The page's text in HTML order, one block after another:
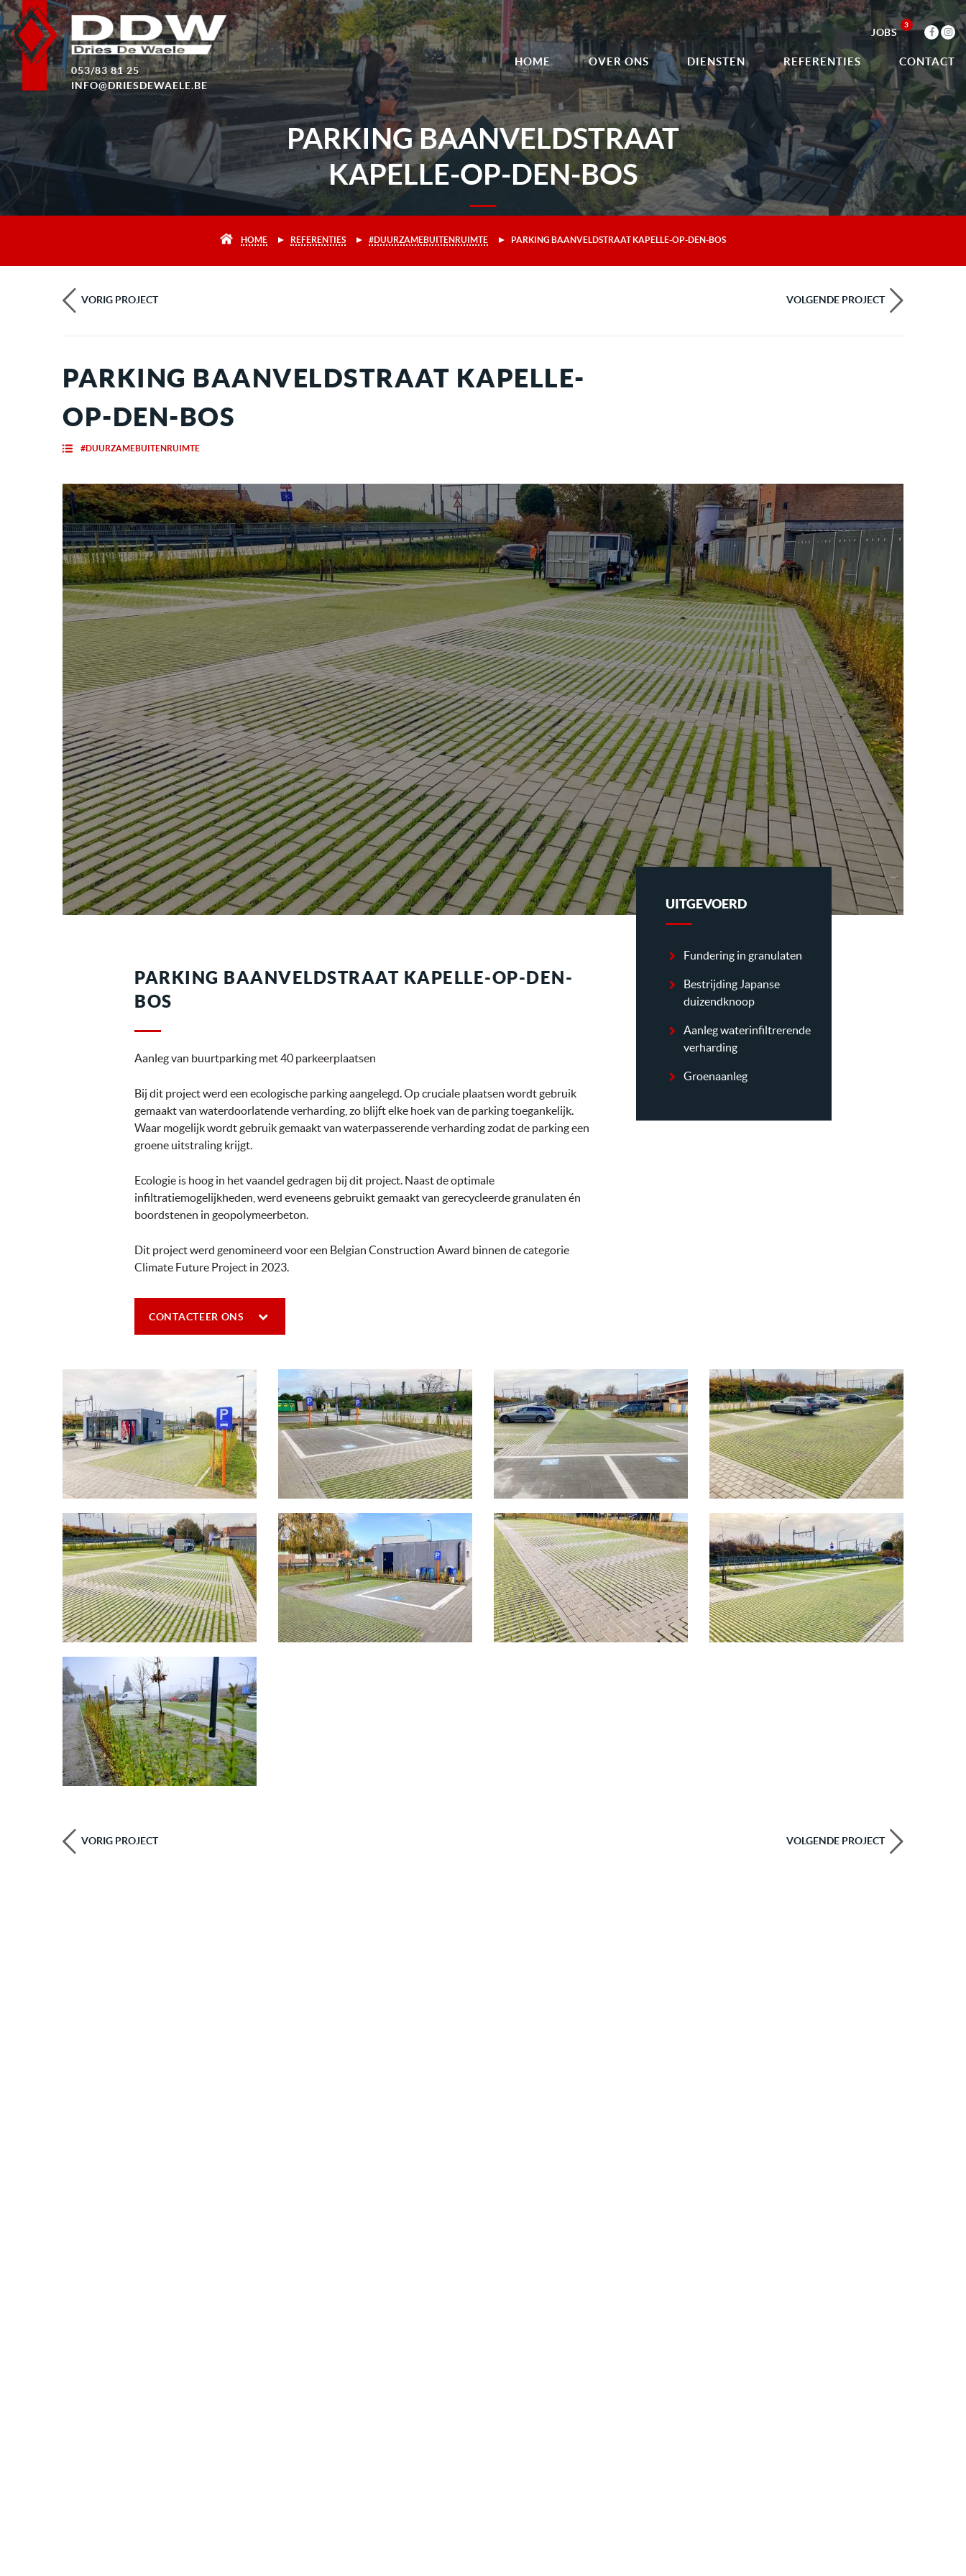
053/83 81 25
INFO@DRIESDEWAELE.BE
JOBS
3
HOME OVER ONS DIENSTEN REFERENTIES CONTACT
PARKING BAANVELDSTRAAT
KAPELLE-OP-DEN-BOS
HOME REFERENTIES #DUURZAMEBUITENRUIMTE PARKING BAANVELDSTRAAT KAPELLE-OP-DEN-BOS
VORIG PROJECT VOLGENDE PROJECT
PARKING BAANVELDSTRAAT KAPELLE-
OP-DEN-BOS
#DUURZAMEBUITENRUIMTE
UITGEVOERD
Fundering in granulaten
Bestrijding Japanse
duizendknoop
Aanleg waterinfiltrerende
verharding
Groenaanleg
PARKING BAANVELDSTRAAT KAPELLE-OP-DEN-
BOS
Aanleg van buurtparking met 40 parkeerplaatsen
Bij dit project werd een ecologische parking aangelegd. Op cruciale plaatsen wordt gebruik
gemaakt van waterdoorlatende verharding, zo blijft elke hoek van de parking toegankelijk.
Waar mogelijk wordt gebruik gemaakt van waterpasserende verharding zodat de parking een
groene uitstraling krijgt.
Ecologie is hoog in het vaandel gedragen bij dit project. Naast de optimale
infiltratiemogelijkheden, werd eveneens gebruikt gemaakt van gerecycleerde granulaten én
boordstenen in geopolymeerbeton.
Dit project werd genomineerd voor een Belgian Construction Award binnen de categorie
Climate Future Project in 2023.
CONTACTEER ONS
VORIG PROJECT VOLGENDE PROJECT